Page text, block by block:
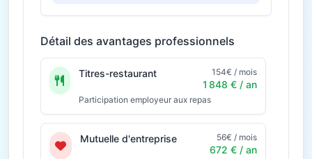
Détail des avantages professionnels
Titres-restaurant 154€ / mois
1 848 € / an
Participation employeur aux repas
Mutuelle d'entreprise 56€ / mois
672 € / an